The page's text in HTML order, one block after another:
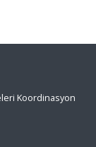
Koordinasyon